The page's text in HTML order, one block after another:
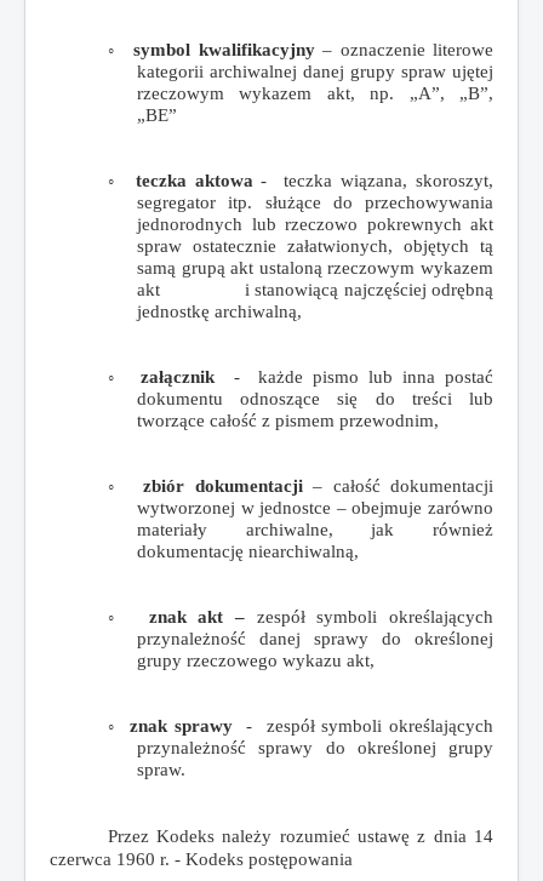
◦ symbol kwalifikacyjny– oznaczenie literowe
kategorii archiwalnej danej grupy spraw ujętej
rzeczowym wykazem akt, np. „A”, „B”,
„BE”
◦ teczka aktowa - teczka wiązana, skoroszyt,
segregator itp. służące do przechowywania
jednorodnych lub rzeczowo pokrewnych akt
spraw ostatecznie załatwionych, objętych tą
samą grupą akt ustaloną rzeczowym wykazem
akt i stanowiącą najczęściej odrębną
jednostkę archiwalną,
◦ załącznik
- każde pismo lub inna postać
dokumentu odnoszące się do treści lub
tworzące całość z pismem przewodnim,
◦ zbiór dokumentacji – całość dokumentacji
wytworzonej w jednostce – obejmuje zarówno
materiały archiwalne, jak również
dokumentację niearchiwalną,
◦ znak akt – zespół symboli określających
przynależność danej sprawy do określonej
grupy rzeczowego wykazu akt,
◦ znak sprawy
- zespół symboli określających
przynależność sprawy do określonej grupy
spraw.
Przez Kodeks należy rozumieć ustawę z dnia 14
czerwca 1960 r. - Kodeks postępowania